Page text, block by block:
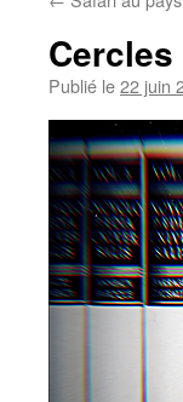
Publié le22 juin